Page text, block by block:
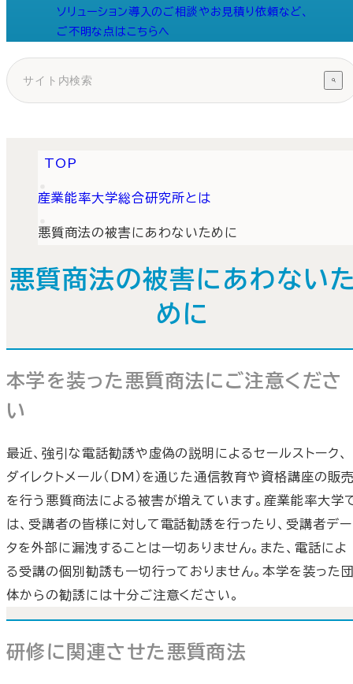
ソリューション導入のご相談やお見積り依頼など、
ご不明な点はこちらへ
TOP
産業能率大学総合研究所とは
悪質商法の被害にあわないために
悪質商法の被害にあわない
めに
本学を装った悪質商法にご注意くださ
い
最近、強引な電話勧誘や虚偽の説明によるセールストーク、
ダイレクトメール（DM）を通じた通信教育や資格講座の販
を行う悪質商法による被害が増えています。産業能率大学
は、受講者の皆様に対して電話勧誘を行ったり、受講者デー
タを外部に漏洩することは一切ありません。また、電話によ
る受講の個別勧誘も一切行っておりません。本学を装った
体からの勧誘には十分ご注意ください。
研修に関連させた悪質商法